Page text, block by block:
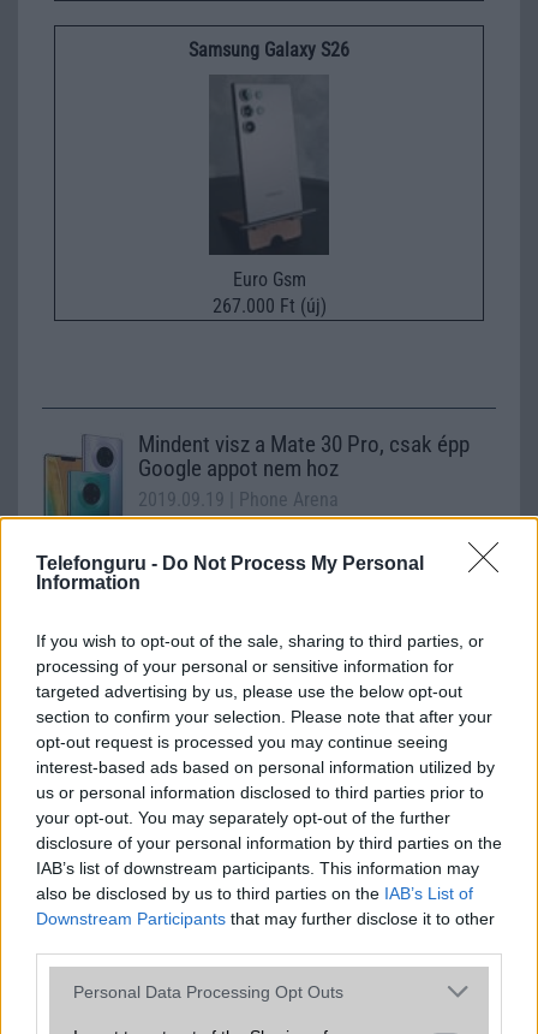
Telefonguru - Do Not Process My Personal
Information
If you wish to opt-out of the sale, sharing to third parties, or
processing of your personal or sensitive information for
targeted advertising by us, please use the below opt-out
section to confirm your selection. Please note that after your
opt-out request is processed you may continue seeing
interest-based ads based on personal information utilized by
us or personal information disclosed to third parties prior to
your opt-out. You may separately opt-out of the further
disclosure of your personal information by third parties on the
IAB’s list of downstream participants. This information may
also be disclosed by us to third parties on the IAB’s List of
Downstream Participants that may further disclose it to other
Please note that this website/app uses one or more Google
Personal Data Processing Opt Outs
Samsung Galaxy S26
Euro Gsm
267.000 Ft (új)
Mindent visz a Mate 30 Pro, csak épp
Google appot nem hoz
2019.09.19
| Phone Arena
Hivatalosan is debütált a Huawei Mate 30 Pro elképesztő
tudású kamerával, 5G-vel, ám Google appok nélkül.
Önnek mi a kedvenc retro mobilja?
2021.04.03| Telefonguru
A Telefonguru idén húsz éves, nosztalgiázzon kicsit
velünk, kommentbe jöhet a kedvenc retro mobilja, akár
fotón is!
Villámakcióban az Elephone U Pro
2019.04.11 | (x)
olcsón lehet elhozni az Elephone készülékét.